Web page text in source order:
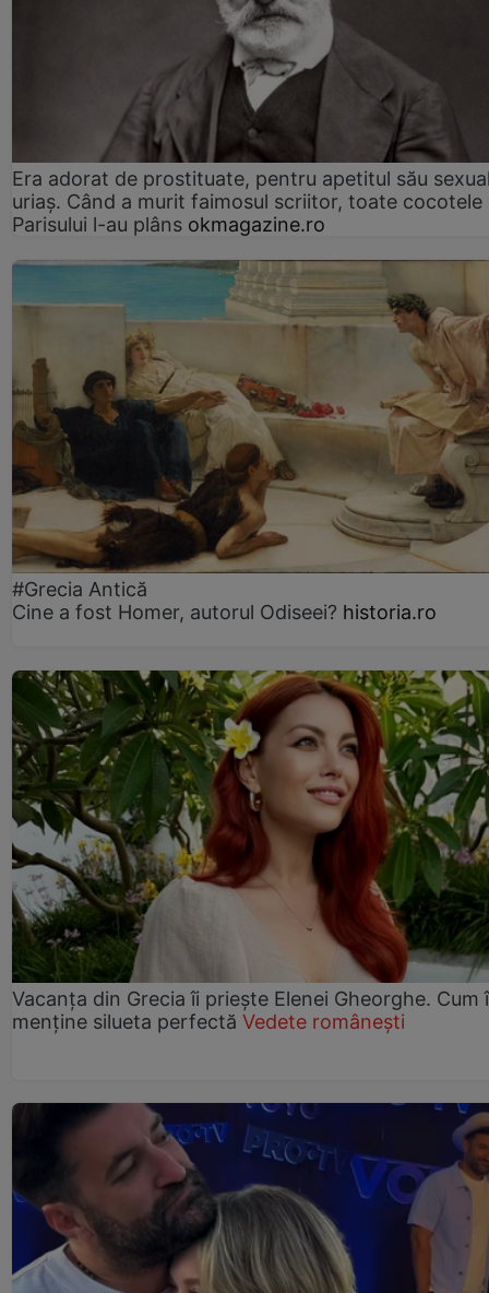
Era adorat de prostituate, pentru apetitul său
uriaș. Când a murit faimosul scriitor, toate cocotele
Parisului l-au plâns okmagazine.ro
#Grecia Antică
Cine a fost Homer, autorul Odiseei? historia.ro
Vacanța din Grecia îi priește Elenei Gheorghe. Cum
menține silueta perfectă Vedete românești